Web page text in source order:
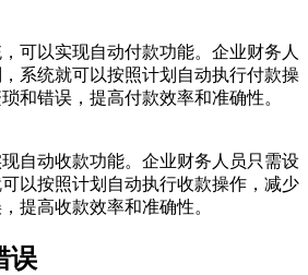
可以实现自动付款功能。企业财务人
系统就可以按照计划自动执行付款操
和错误，提高付款效率和准确性。
自动收款功能。企业财务人员只需设
以按照计划自动执行收款操作，减少
提高收款效率和准确性。
误